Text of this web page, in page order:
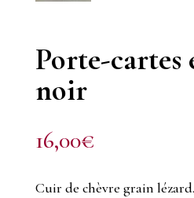
Porte-cartes
noir
16,00€
Cuir de chèvre grain lézard.